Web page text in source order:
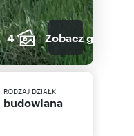
4 Zobacz galerię
RODZAJ DZIAŁKI
budowlana